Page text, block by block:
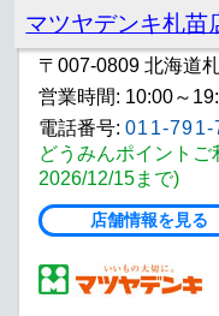
マツヤデンキ札苗
〒007-0809 北海道
営業時間: 10:00～
電話番号: 011-791-
どうみんポイント
2026/12/15まで)
店舗情報を見る